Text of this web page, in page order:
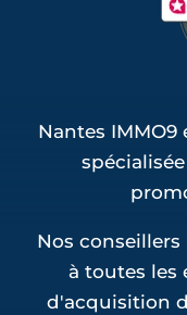
Nantes
Nos
à toutes les
d'acquisition